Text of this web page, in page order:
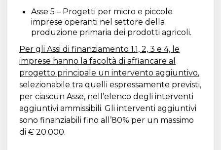
Asse 5 – Progetti per micro e piccole
imprese operanti nel settore della
produzione primaria dei prodotti agricoli.
Per gli Assi di finanziamento 1.1, 2, 3 e 4, le
imprese hanno la facoltà di affiancare al
progetto principale un intervento aggiuntivo,
selezionabile tra quelli espressamente previsti,
per ciascun Asse, nell’elenco degli interventi
aggiuntivi ammissibili. Gli interventi aggiuntivi
sono finanziabili fino all’80% per un massimo
di € 20.000.